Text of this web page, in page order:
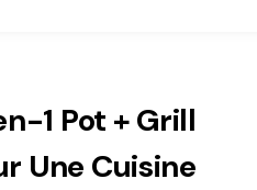
1 Pot + Grill
Une Cuisine